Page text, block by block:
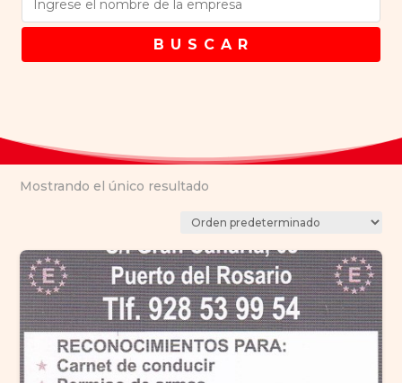
B U S C A R
Mostrando el único resultado